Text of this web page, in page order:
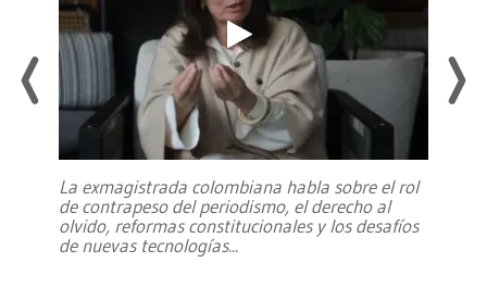
La exmagistrada colombiana habla sobre el rol
de contrapeso del periodismo, el derecho al
olvido, reformas constitucionales y los desafíos
de nuevas tecnologías...